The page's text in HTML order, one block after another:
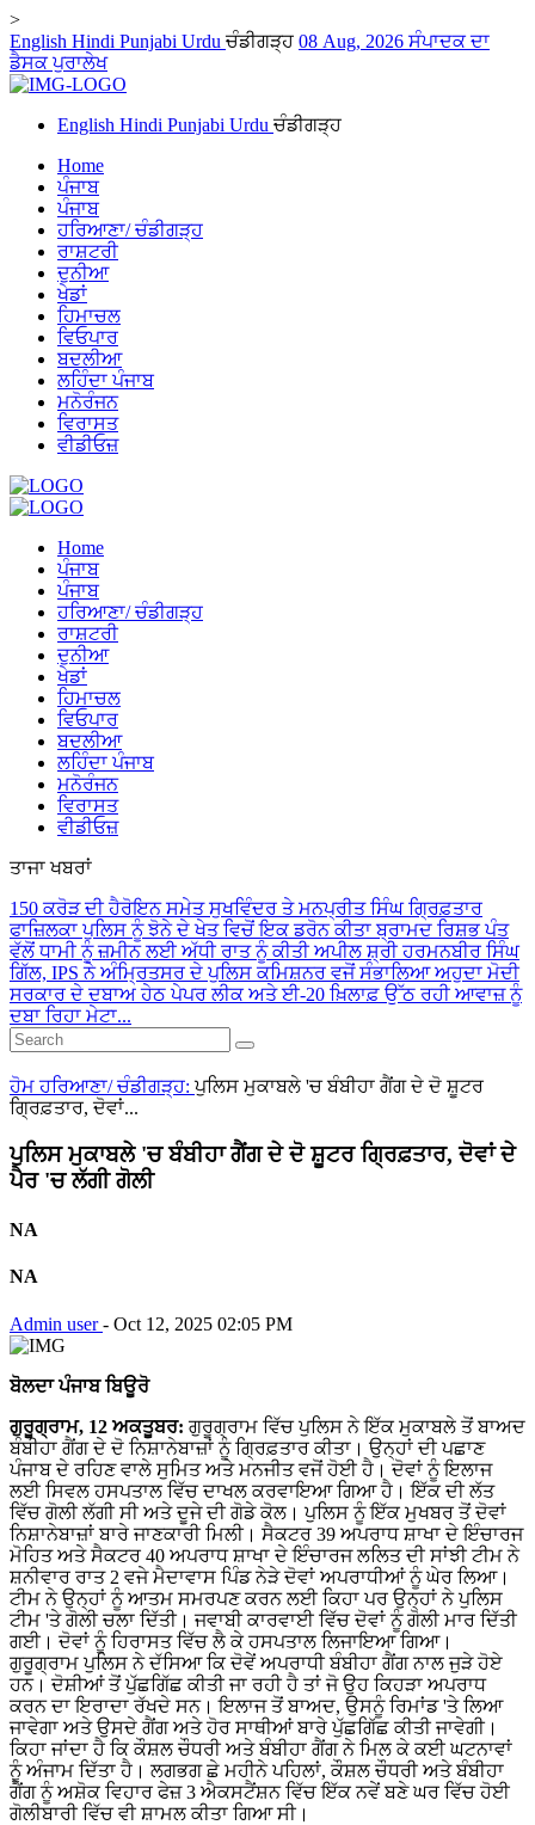
>
English Hindi Punjabi Urdu ਚੰਡੀਗੜ੍ਹ 08 Aug, 2026 ਸੰਪਾਦਕ ਦਾ
ਡੈਸਕਪੁਰਾਲੇਖ
English Hindi Punjabi Urdu ਚੰਡੀਗੜ੍ਹ
Home
ਪੰਜਾਬ
ਪੰਜਾਬ
ਹਰਿਆਣਾ/ ਚੰਡੀਗੜ੍ਹ
ਰਾਸ਼ਟਰੀ
ਦੁਨੀਆ
ਖੇਡਾਂ
ਹਿਮਾਚਲ
ਵਿਓਪਾਰ
ਬਦਲੀਆ
ਲਹਿੰਦਾ ਪੰਜਾਬ
ਮਨੋਰੰਜਨ
ਵਿਰਾਸਤ
ਵੀਡੀਓਜ਼
Home
ਪੰਜਾਬ
ਪੰਜਾਬ
ਹਰਿਆਣਾ/ ਚੰਡੀਗੜ੍ਹ
ਰਾਸ਼ਟਰੀ
ਦੁਨੀਆ
ਖੇਡਾਂ
ਹਿਮਾਚਲ
ਵਿਓਪਾਰ
ਬਦਲੀਆ
ਲਹਿੰਦਾ ਪੰਜਾਬ
ਮਨੋਰੰਜਨ
ਵਿਰਾਸਤ
ਵੀਡੀਓਜ਼
ਤਾਜਾ ਖਬਰਾਂ
150 ਕਰੋੜ ਦੀ ਹੈਰੋਇਨ ਸਮੇਤ ਸੁਖਵਿੰਦਰ ਤੇ ਮਨਪ੍ਰੀਤ ਸਿੰਘ ਗ੍ਰਿਫ਼ਤਾਰ
ਫਾਜ਼ਿਲਕਾ ਪੁਲਿਸ ਨੂੰ ਝੋਨੇ ਦੇ ਖੇਤ ਵਿਚੋਂ ਇਕ ਡਰੋਨ ਕੀਤਾ ਬ੍ਰਾਮਦ ਰਿਸ਼ਭ ਪੰਤ
ਵੱਲੋਂ ਧਾਮੀ ਨੂੰ ਜ਼ਮੀਨ ਲਈ ਅੱਧੀ ਰਾਤ ਨੂੰ ਕੀਤੀ ਅਪੀਲ ਸ਼੍ਰੀ ਹਰਮਨਬੀਰ ਸਿੰਘ
ਗਿੱਲ, IPS ਨੇ ਅੰਮ੍ਰਿਤਸਰ ਦੇ ਪੁਲਿਸ ਕਮਿਸ਼ਨਰ ਵਜੋਂ ਸੰਭਾਲਿਆ ਅਹੁਦਾ ਮੋਦੀ
ਸਰਕਾਰ ਦੇ ਦਬਾਅ ਹੇਠ ਪੇਪਰ ਲੀਕ ਅਤੇ ਈ-20 ਖ਼ਿਲਾਫ਼ ਉੱਠ ਰਹੀ ਆਵਾਜ਼ ਨੂੰ
ਦਬਾ ਰਿਹਾ ਮੇਟਾ...
ਹੋਮਹਰਿਆਣਾ/ ਚੰਡੀਗੜ੍ਹ:ਪੁਲਿਸ ਮੁਕਾਬਲੇ 'ਚ ਬੰਬੀਹਾ ਗੈਂਗ ਦੇ ਦੋ ਸ਼ੂਟਰ
ਗ੍ਰਿਫ਼ਤਾਰ, ਦੋਵਾਂ...
ਪੁਲਿਸ ਮੁਕਾਬਲੇ 'ਚ ਬੰਬੀਹਾ ਗੈਂਗ ਦੇ ਦੋ ਸ਼ੂਟਰ ਗ੍ਰਿਫ਼ਤਾਰ, ਦੋਵਾਂ ਦੇ
ਪੈਰ 'ਚ ਲੱਗੀ ਗੋਲੀ
NA
NA
Admin user- Oct 12, 2025 02:05 PM
ਬੋਲਦਾ ਪੰਜਾਬ ਬਿਊਰੋ
ਗੁਰੂਗ੍ਰਾਮ, 12 ਅਕਤੂਬਰ: ਗੁਰੂਗ੍ਰਾਮ ਵਿੱਚ ਪੁਲਿਸ ਨੇ ਇੱਕ ਮੁਕਾਬਲੇ ਤੋਂ ਬਾਅਦ
ਬੰਬੀਹਾ ਗੈਂਗ ਦੇ ਦੋ ਨਿਸ਼ਾਨੇਬਾਜ਼ਾਂ ਨੂੰ ਗ੍ਰਿਫ਼ਤਾਰ ਕੀਤਾ। ਉਨ੍ਹਾਂ ਦੀ ਪਛਾਣ
ਪੰਜਾਬ ਦੇ ਰਹਿਣ ਵਾਲੇ ਸੁਮਿਤ ਅਤੇ ਮਨਜੀਤ ਵਜੋਂ ਹੋਈ ਹੈ। ਦੋਵਾਂ ਨੂੰ ਇਲਾਜ
ਲਈ ਸਿਵਲ ਹਸਪਤਾਲ ਵਿੱਚ ਦਾਖਲ ਕਰਵਾਇਆ ਗਿਆ ਹੈ। ਇੱਕ ਦੀ ਲੱਤ
ਵਿੱਚ ਗੋਲੀ ਲੱਗੀ ਸੀ ਅਤੇ ਦੂਜੇ ਦੀ ਗੋਡੇ ਕੋਲ। ਪੁਲਿਸ ਨੂੰ ਇੱਕ ਮੁਖਬਰ ਤੋਂ ਦੋਵਾਂ
ਨਿਸ਼ਾਨੇਬਾਜ਼ਾਂ ਬਾਰੇ ਜਾਣਕਾਰੀ ਮਿਲੀ। ਸੈਕਟਰ 39 ਅਪਰਾਧ ਸ਼ਾਖਾ ਦੇ ਇੰਚਾਰਜ
ਮੋਹਿਤ ਅਤੇ ਸੈਕਟਰ 40 ਅਪਰਾਧ ਸ਼ਾਖਾ ਦੇ ਇੰਚਾਰਜ ਲਲਿਤ ਦੀ ਸਾਂਝੀ ਟੀਮ ਨੇ
ਸ਼ਨੀਵਾਰ ਰਾਤ 2 ਵਜੇ ਮੈਦਾਵਾਸ ਪਿੰਡ ਨੇੜੇ ਦੋਵਾਂ ਅਪਰਾਧੀਆਂ ਨੂੰ ਘੇਰ ਲਿਆ।
ਟੀਮ ਨੇ ਉਨ੍ਹਾਂ ਨੂੰ ਆਤਮ ਸਮਰਪਣ ਕਰਨ ਲਈ ਕਿਹਾ ਪਰ ਉਨ੍ਹਾਂ ਨੇ ਪੁਲਿਸ
ਟੀਮ 'ਤੇ ਗੋਲੀ ਚਲਾ ਦਿੱਤੀ। ਜਵਾਬੀ ਕਾਰਵਾਈ ਵਿੱਚ ਦੋਵਾਂ ਨੂੰ ਗੋਲੀ ਮਾਰ ਦਿੱਤੀ
ਗਈ। ਦੋਵਾਂ ਨੂੰ ਹਿਰਾਸਤ ਵਿੱਚ ਲੈ ਕੇ ਹਸਪਤਾਲ ਲਿਜਾਇਆ ਗਿਆ।
ਗੁਰੂਗ੍ਰਾਮ ਪੁਲਿਸ ਨੇ ਦੱਸਿਆ ਕਿ ਦੋਵੇਂ ਅਪਰਾਧੀ ਬੰਬੀਹਾ ਗੈਂਗ ਨਾਲ ਜੁੜੇ ਹੋਏ
ਹਨ। ਦੋਸ਼ੀਆਂ ਤੋਂ ਪੁੱਛਗਿੱਛ ਕੀਤੀ ਜਾ ਰਹੀ ਹੈ ਤਾਂ ਜੋ ਉਹ ਕਿਹੜਾ ਅਪਰਾਧ
ਕਰਨ ਦਾ ਇਰਾਦਾ ਰੱਖਦੇ ਸਨ। ਇਲਾਜ ਤੋਂ ਬਾਅਦ, ਉਸਨੂੰ ਰਿਮਾਂਡ 'ਤੇ ਲਿਆ
ਜਾਵੇਗਾ ਅਤੇ ਉਸਦੇ ਗੈਂਗ ਅਤੇ ਹੋਰ ਸਾਥੀਆਂ ਬਾਰੇ ਪੁੱਛਗਿੱਛ ਕੀਤੀ ਜਾਵੇਗੀ।
ਕਿਹਾ ਜਾਂਦਾ ਹੈ ਕਿ ਕੌਸ਼ਲ ਚੌਧਰੀ ਅਤੇ ਬੰਬੀਹਾ ਗੈਂਗ ਨੇ ਮਿਲ ਕੇ ਕਈ ਘਟਨਾਵਾਂ
ਨੂੰ ਅੰਜਾਮ ਦਿੱਤਾ ਹੈ। ਲਗਭਗ ਛੇ ਮਹੀਨੇ ਪਹਿਲਾਂ, ਕੌਸ਼ਲ ਚੌਧਰੀ ਅਤੇ ਬੰਬੀਹਾ
ਗੈਂਗ ਨੂੰ ਅਸ਼ੋਕ ਵਿਹਾਰ ਫੇਜ਼ 3 ਐਕਸਟੈਂਸ਼ਨ ਵਿੱਚ ਇੱਕ ਨਵੇਂ ਬਣੇ ਘਰ ਵਿੱਚ ਹੋਈ
ਗੋਲੀਬਾਰੀ ਵਿੱਚ ਵੀ ਸ਼ਾਮਲ ਕੀਤਾ ਗਿਆ ਸੀ।